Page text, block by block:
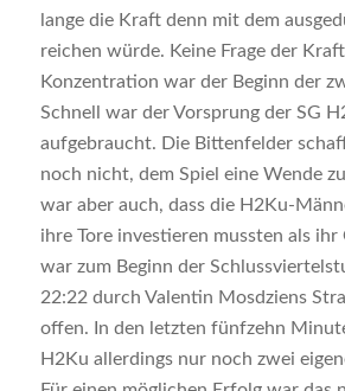
lange die Kraft denn mit dem
reichen würde. Keine Frage der
Konzentration war der Beginn der
Schnell war der Vorsprung der SG
aufgebraucht. Die Bittenfelder
noch nicht, dem Spiel eine Wende
war aber auch, dass die H2Ku-
ihre Tore investieren mussten als ihr
war zum Beginn der
22:22 durch Valentin Mosdziens
offen. In den letzten fünfzehn
H2Ku allerdings nur noch zwei